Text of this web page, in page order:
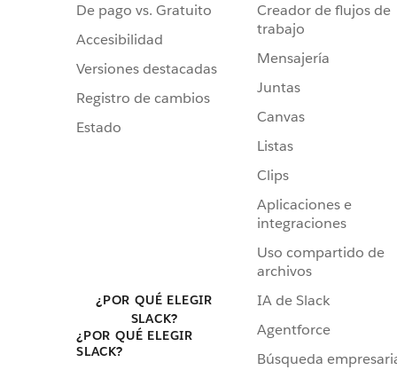
De pago vs. Gratuito
Accesibilidad
Versiones destacadas
Registro de cambios
Estado
¿POR QUÉ ELEGIR
SLACK?
¿POR QUÉ ELEGIR
SLACK?
Creador de flujos de
trabajo
Mensajería
Juntas
Canvas
Listas
Clips
Aplicaciones e
integraciones
Uso compartido de
archivos
IA de Slack
Agentforce
Búsqueda